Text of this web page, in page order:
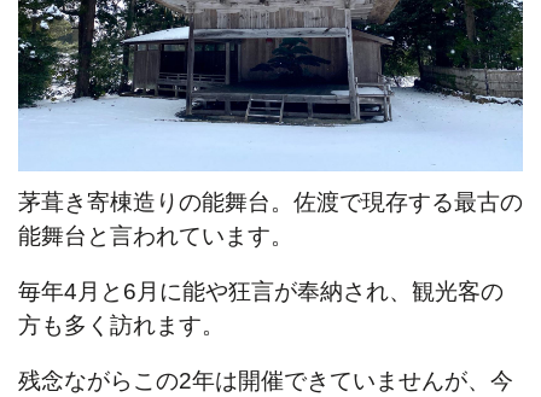
茅葺き寄棟造りの能舞台。佐渡で現存する最古の
能舞台と言われています。
毎年4月と6月に能や狂言が奉納され、観光客の
方も多く訪れます。
残念ながらこの2年は開催できていませんが、今